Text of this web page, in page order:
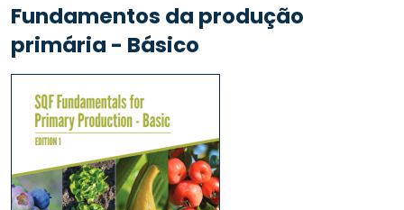
Fundamentos da produção
primária - Básico